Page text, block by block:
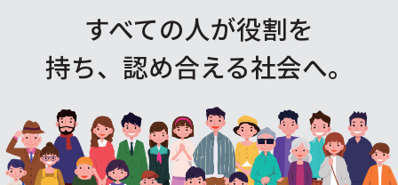
すべての人が役割を
持ち、認め合える社会へ。